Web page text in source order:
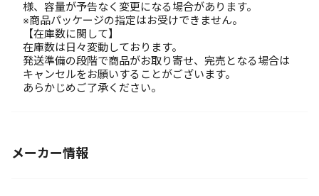
様、容量が予告なく変更になる場合があります。
※商品パッケージの指定はお受けできません。
【在庫数に関して】
在庫数は日々変動しております。
発送準備の段階で商品がお取り寄せ、完売となる場合は
キャンセルをお願いすることがございます。
あらかじめご了承ください。
メーカー情報